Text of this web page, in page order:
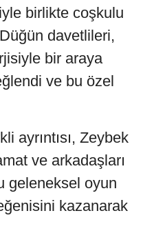
birlikte coşkulu
davetlileri,
bir araya
ve bu özel
ayrıntısı, Zeybek
ve arkadaşları
geleneksel oyun
kazanarak